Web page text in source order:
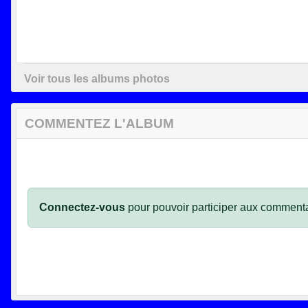
Voir tous les albums photos
COMMENTEZ L'ALBUM
Connectez-vous pour pouvoir participer aux